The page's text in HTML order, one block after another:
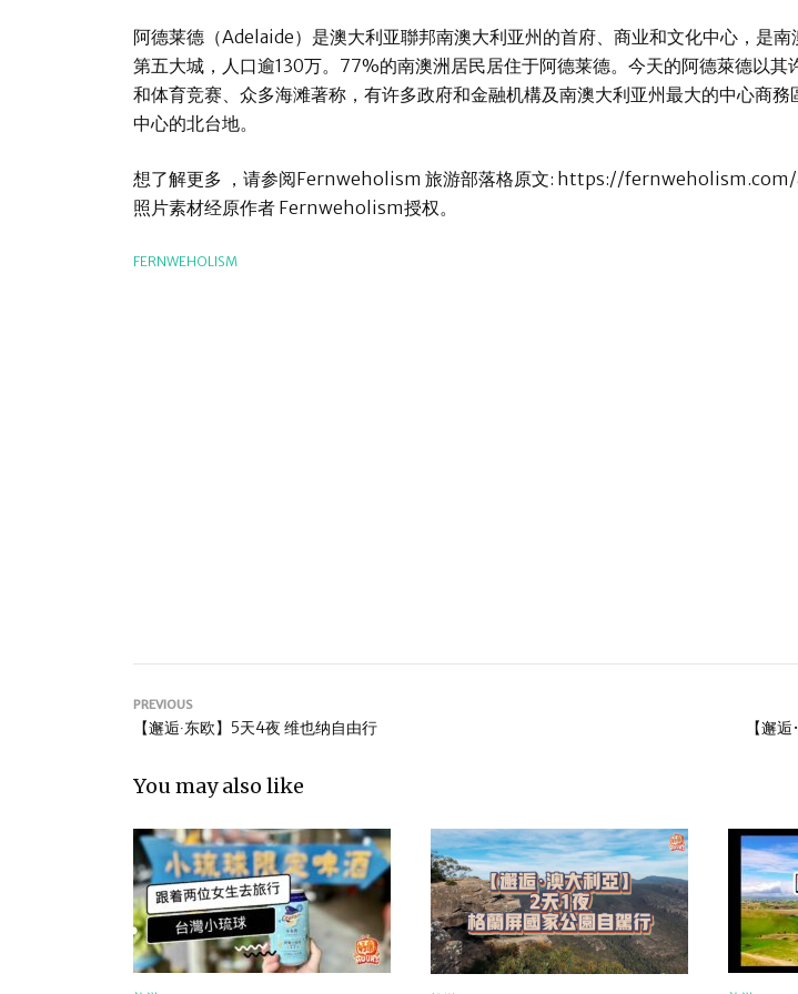
阿德莱德（Adelaide）是澳大利亚聯邦南澳大利亚州的首府、商业和文化中心，是南
第五大城，人口逾130万。77%的南澳洲居民居住于阿德莱德。今天的阿德萊德以其
和体育竞赛、众多海滩著称，有许多政府和金融机構及南澳大利亚州最大的中心商
中心的北台地。
想了解更多 ，请参阅Fernweholism 旅游部落格原文: https://
照片素材经原作者 Fernweholism授权。
FERNWEHOLISM
PREVIOUS
【邂逅∙东欧】5天4夜 维也纳自由行 【邂
You may also like